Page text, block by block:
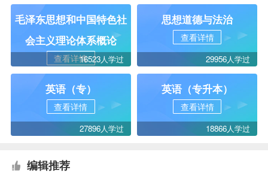
毛泽东思想和中国特色社
会主义理论体系概论
查看详情16523人学过
思想道德与法治
查看详情
29956人学过
英语（专）
查看详情
27896人学过
英语（专升本）
查看详情
18866人学过
编辑推荐